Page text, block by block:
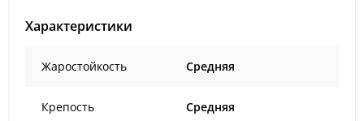
Характеристики
Жаростойкость Средняя
Крепость Средняя